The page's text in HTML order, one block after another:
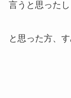
言うと思ったし
と思った方、